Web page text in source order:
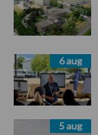
6 aug
5 aug